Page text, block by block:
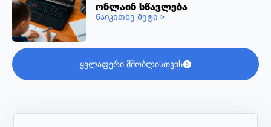
ონლაინ სწავლება
წაიკითხე მეტი >
ყვლაფერი მშობლისთვის